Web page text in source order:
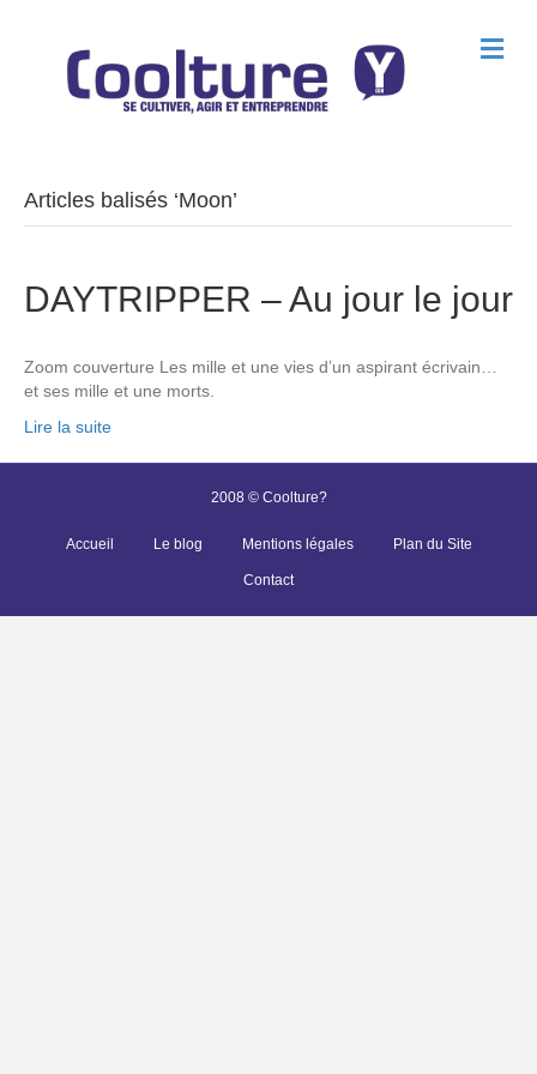
M
e
Articles balisés ‘Moon’
DAYTRIPPER – Au jour le jour
Zoom couverture Les mille et une vies d’un aspirant écrivain…
et ses mille et une morts.
Lire la suite
2008 © Coolture?
Accueil Le blog Mentions légales Plan du Site
Contact